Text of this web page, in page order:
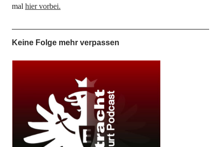
mal hier vorbei.
Keine Folge mehr verpassen